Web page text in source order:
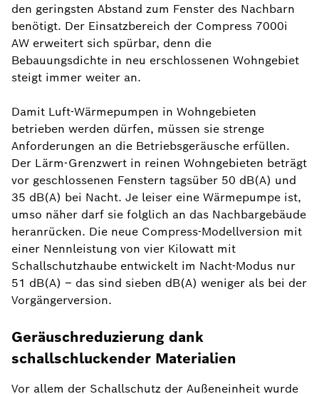
den geringsten Abstand zum Fenster des Nachbarn
benötigt. Der Einsatzbereich der Compress 7000i
AW erweitert sich spürbar, denn die
Bebauungsdichte in neu erschlossenen Wohngebiet
steigt immer weiter an.
Damit Luft-Wärmepumpen in Wohngebieten
betrieben werden dürfen, müssen sie strenge
Anforderungen an die Betriebsgeräusche erfüllen.
Der Lärm-Grenzwert in reinen Wohngebieten beträgt
vor geschlossenen Fenstern tagsüber 50 dB(A) und
35 dB(A) bei Nacht. Je leiser eine Wärmepumpe ist,
umso näher darf sie folglich an das Nachbargebäude
heranrücken. Die neue Compress-Modellversion mit
einer Nennleistung von vier Kilowatt mit
Schallschutzhaube entwickelt im Nacht-Modus nur
51 dB(A) – das sind sieben dB(A) weniger als bei der
Vorgängerversion.
Geräuschreduzierung dank
schallschluckender Materialien
Vor allem der Schallschutz der Außeneinheit wurde